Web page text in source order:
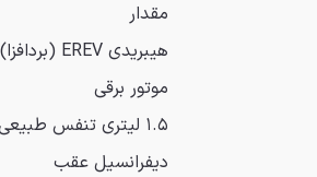
مقدار
هیبریدی EREV (بردافزا)
موتور برقی
۱.۵ لیتری تنفس طبیعی
دیفرانسیل عقب